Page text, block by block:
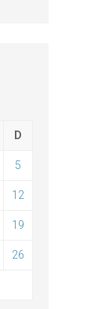
D
5
12
19
26